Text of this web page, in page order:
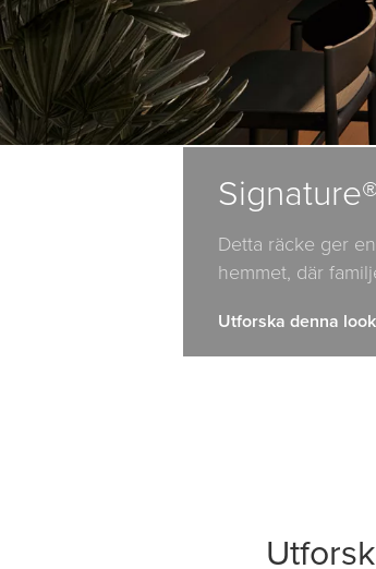
Detta räcke ger
hemmet, där
Utforska denna look